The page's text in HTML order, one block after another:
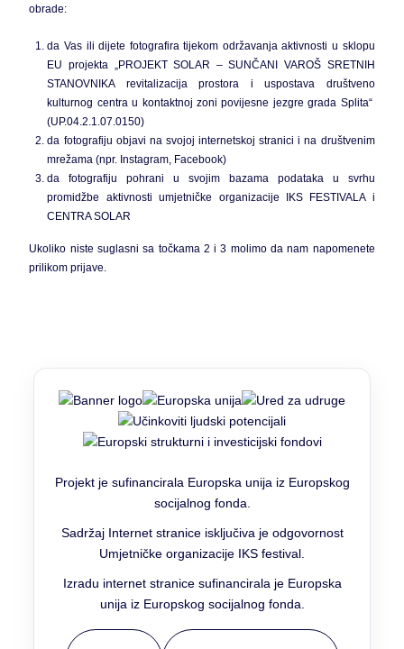
obrade:
da Vas ili dijete fotografira tijekom održavanja aktivnosti u sklopu
EU projekta „PROJEKT SOLAR – SUNČANI VAROŠ SRETNIH
STANOVNIKA revitalizacija prostora i uspostava društveno
kulturnog centra u kontaktnoj zoni povijesne jezgre grada Splita“
(UP.04.2.1.07.0150)
da fotografiju objavi na svojoj internetskoj stranici i na društvenim
mrežama (npr. Instagram, Facebook)
da fotografiju pohrani u svojim bazama podataka u svrhu
promidžbe aktivnosti umjetničke organizacije IKS FESTIVALA i
CENTRA SOLAR
Ukoliko niste suglasni sa točkama 2 i 3 molimo da nam napomenete
prilikom prijave.
Projekt je sufinancirala Europska unija iz Europskog
socijalnog fonda.
Sadržaj Internet stranice isključiva je odgovornost
Umjetničke organizacije IKS festival.
Izradu internet stranice sufinancirala je Europska
unija iz Europskog socijalnog fonda.